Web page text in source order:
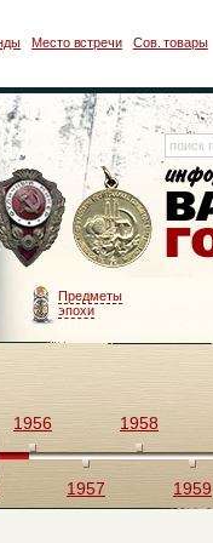
Место встречи Сов. товары
Предметы
эпохи
1956
1957
1958
1959